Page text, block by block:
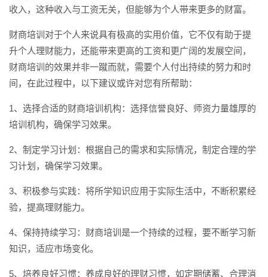
收入，这种收入与工资无关，但能够为个人带来更多的财富。
财商培训对于个人来说具有极高的实用价值，它不仅有助于提
升个人理财能力，还能带来更高的工资和更广阔的发展空间，
财商培训的效果并非一蹴而就，需要个人付出持续的努力和时
间，在此过程中，以下建议或许对您有所帮助：
1、选择合适的财商培训机构：选择信誉良好、师资力量雄厚的
培训机构，确保学习效果。
2、制定学习计划：根据自己的需求和实际情况，制定合理的学
习计划，确保学习效果。
3、积极参与实践：将所学知识应用于实际生活中，不断积累经
验，提高理财能力。
4、保持持续学习：财商培训是一个持续的过程，要不断学习新
知识，适应市场变化。
5、培养良好习惯：养成良好的理财习惯，如定期储蓄、合理消